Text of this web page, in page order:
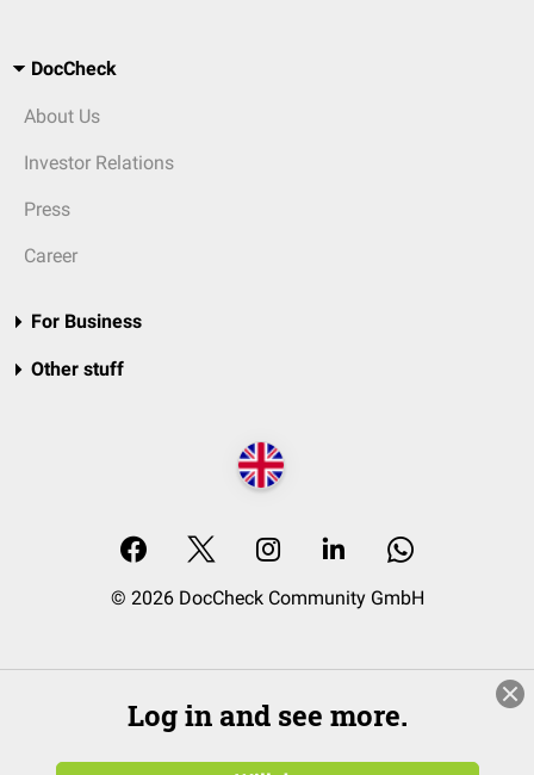
DocCheck
About Us
Investor Relations
Press
Career
For Business
Other stuff
© 2026 DocCheck Community GmbH
Log in and see more.